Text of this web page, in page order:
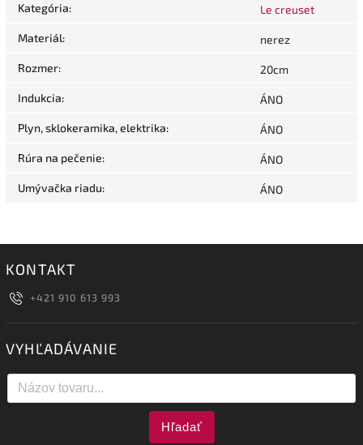
Kategória: Le creuset
Materiál: nerez
Rozmer: 20cm
Indukcia: ÁNO
Plyn, sklokeramika, elektrika: ÁNO
Rúra na pečenie: ÁNO
Umývačka riadu: ÁNO
KONTAKT
+421 910 613 993
VYHĽADÁVANIE
Hľadať